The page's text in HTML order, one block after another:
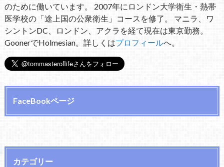
のために働いています。 2007年にロンドン大学衛生・熱帯
医学校の「途上国の公衆衛生」コースを修了。 マニラ、ワ
シントンDC、ロンドン、アクラを経て現在は東京勤務。
GoonerでHolmesian。詳しくはプロフィールへ。
FaceBookページ
カテゴリー